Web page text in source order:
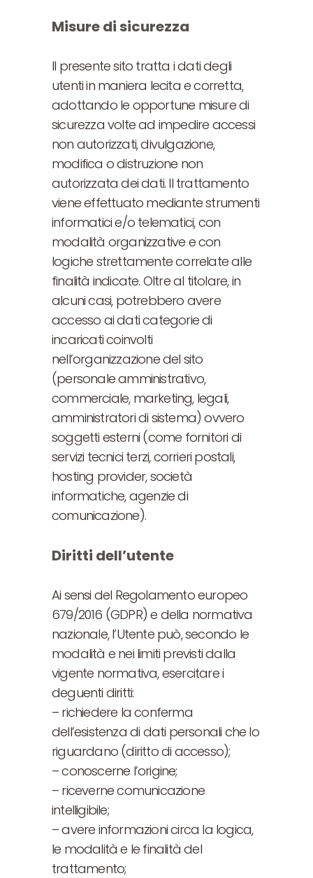
Misure di sicurezza
Il presente sito tratta i dati degli
utenti in maniera lecita e corretta,
adottando le opportune misure di
sicurezza volte ad impedire accessi
non autorizzati, divulgazione,
modifica o distruzione non
autorizzata dei dati. Il trattamento
viene effettuato mediante strumenti
informatici e/o telematici, con
modalità organizzative e con
logiche strettamente correlate alle
finalità indicate. Oltre al titolare, in
alcuni casi, potrebbero avere
accesso ai dati categorie di
incaricati coinvolti
nell’organizzazione del sito
(personale amministrativo,
commerciale, marketing, legali,
amministratori di sistema) ovvero
soggetti esterni (come fornitori di
servizi tecnici terzi, corrieri postali,
hosting provider, società
informatiche, agenzie di
comunicazione).
Diritti dell’utente
Ai sensi del Regolamento europeo
679/2016 (GDPR) e della normativa
nazionale, l’Utente può, secondo le
modalità e nei limiti previsti dalla
vigente normativa, esercitare i
deguenti diritti:
– richiedere la conferma
dell’esistenza di dati personali che lo
riguardano (diritto di accesso);
– conoscerne l’origine;
– riceverne comunicazione
intelligibile;
– avere informazioni circa la logica,
le modalità e le finalità del
trattamento;